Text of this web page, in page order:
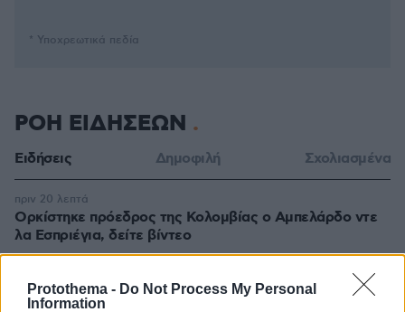
Protothema - Do Not Process My Personal
Information
* Υποχρεωτικά πεδία
ΡΟΗ ΕΙΔΗΣΕΩΝ
Ειδήσεις Δημοφιλή Σχολιασμένα
Ορκίστηκε πρόεδρος της Κολομβίας ο Αμπελάρδο ντε
λα Εσπριέγια, δείτε βίντεο
πριν 20 λεπτά
Αποκαλύψεις Telegraph για τον Ινφαντίνο: Η εξαψήφια
αποζημίωση σε πρώην εργαζόμενη της UEFA και η